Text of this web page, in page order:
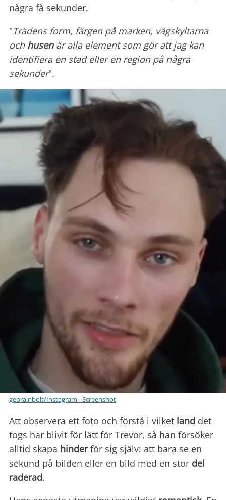
några få sekunder.
"Trädens form, färgen på marken, vägskyltarna
och husenär alla element som gör att jag kan
identifiera en stad eller en region på några
sekunder".
georainbolt/Instagram - Screenshot
Att observera ett foto och förstå i vilket land det
togs har blivit för lätt för Trevor, så han försöker
alltid skapa hinderför sig själv: att bara se en
sekund på bilden eller en bild med en stor del
raderad.